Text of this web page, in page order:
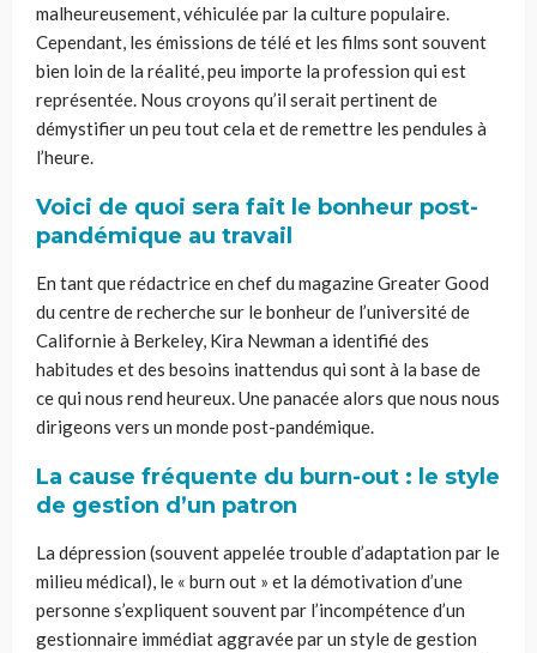
malheureusement, véhiculée par la culture populaire.
Cependant, les émissions de télé et les films sont souvent
bien loin de la réalité, peu importe la profession qui est
représentée. Nous croyons qu’il serait pertinent de
démystifier un peu tout cela et de remettre les pendules à
l’heure.
Voici de quoi sera fait le bonheur post-
pandémique au travail
En tant que rédactrice en chef du magazine Greater Good
du centre de recherche sur le bonheur de l’université de
Californie à Berkeley, Kira Newman a identifié des
habitudes et des besoins inattendus qui sont à la base de
ce qui nous rend heureux. Une panacée alors que nous nous
dirigeons vers un monde post-pandémique.
La cause fréquente du burn-out : le style
de gestion d’un patron
La dépression (souvent appelée trouble d’adaptation par le
milieu médical), le « burn out » et la démotivation d’une
personne s’expliquent souvent par l’incompétence d’un
gestionnaire immédiat aggravée par un style de gestion